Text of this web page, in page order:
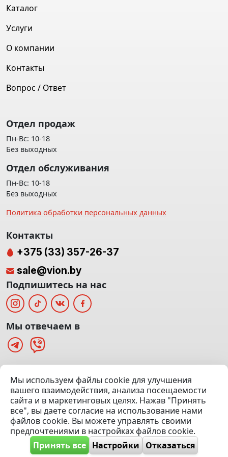
(Офис: 5 этаж | Осмотр авто: 5 этаж)
Посмотреть на карте
© 2020 — 2026 VION.BY — Продажа, выкуп и обмен | УНП
192961100 |Эвакуатор Минск
Каталог
Услуги
О компании
Контакты
Вопрос / Ответ
Отдел продаж
Пн-Вс: 10-18
Без выходных
Отдел обслуживания
Пн-Вс: 10-18
Без выходных
Политика обработки персональных данных
Мы используем файлы cookie для улучшения
вашего взаимодействия, анализа посещаемости
сайта и в маркетинговых целях. Нажав "Принять
все", вы даете согласие на использование нами
файлов cookie. Вы можете управлять своими
предпочтениями в настройках файлов cookie.
Принять все Настройки Отказаться
Контакты
+375 (33) 357-26-37
sale@vion.by
Подпишитесь на нас
Мы отвечаем в